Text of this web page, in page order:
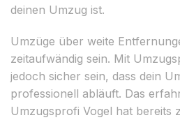
deinen Umzug ist.
Umzüge über weite
zeitaufwändig sein. Mit
jedoch sicher sein, dass dein
professionell abläuft. Das
Umzugsprofi Vogel hat bereits